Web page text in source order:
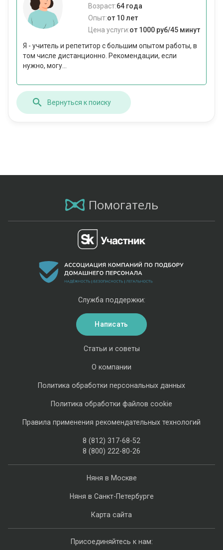
Возраст:64 года
Опыт:от 10 лет
Цена услуги:от 1000 руб/45 минут
Я - учитель и репетитор с большим опытом работы, в
том числе дистанционно. Рекомендации, если
нужно, могу...
Вернуться к поиску
Помогатель
Няня в Москве
Няня в Санкт-Петербурге
Карта сайта
Статьи и советы
О компании
Политика обработки персональных данных
Политика обработки файлов cookie
Правила применения рекомендательных технологий
8 (812) 317-68-52
8 (800) 222-80-26
Служба поддержки:
Написать
Присоединяйтесь к нам: